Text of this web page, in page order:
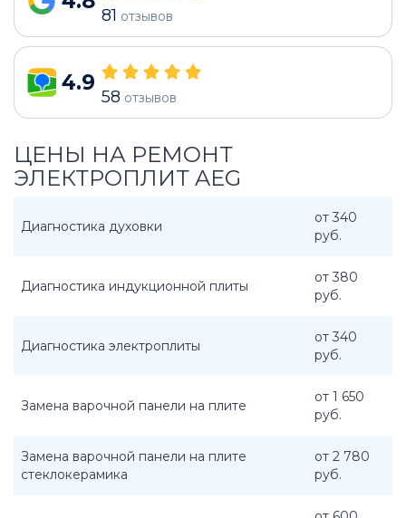
81 отзывов
4.9
58 отзывов
ЦЕНЫ НА РЕМОНТ
ЭЛЕКТРОПЛИТ AEG
Диагностика духовки
от 340
руб.
Диагностика индукционной плиты
от 380
руб.
Диагностика электроплиты
от 340
руб.
Замена варочной панели на плите
от 1 650
руб.
Замена варочной панели на плите
стеклокерамика
от 2 780
руб.